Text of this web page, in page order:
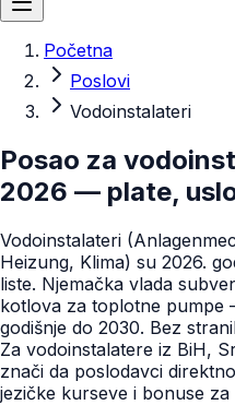
Početna
Poslovi
Vodoinstalateri
Posao za
2026 — plate,
Vodoinstalateri
Heizung, Klima) su 2026.
liste. Njemačka vlada
kotlova za toplotne pumpe
godišnje do 2030. Bez
Za vodoinstalatere iz BiH,
znači da poslodavci
jezičke kurseve i bonuse za